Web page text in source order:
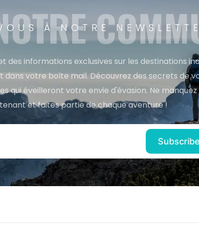
À NOTRE
des informations exclusives sur les destinations
votre boîte mail. Découvrez des secrets de
qui éveilleront votre envie d'évasion. Ne
et faites partie de chaque aventure !